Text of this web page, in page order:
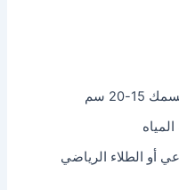
20 سم
أو الطلاء الرياضي